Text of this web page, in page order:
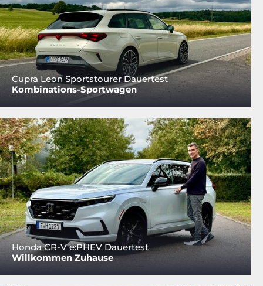
Cupra Leon Sportstourer Dauertest
Kombinations-Sportwagen
Honda CR-V e:PHEV Dauertest
Willkommen Zuhause